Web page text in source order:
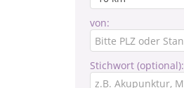
von:
Stichwort (optional):